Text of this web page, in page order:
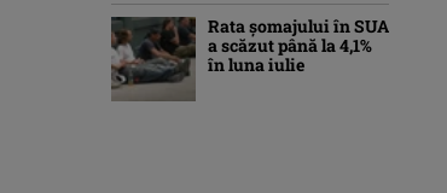
Rata șomajului în SUA
a scăzut până la 4,1%
în luna iulie